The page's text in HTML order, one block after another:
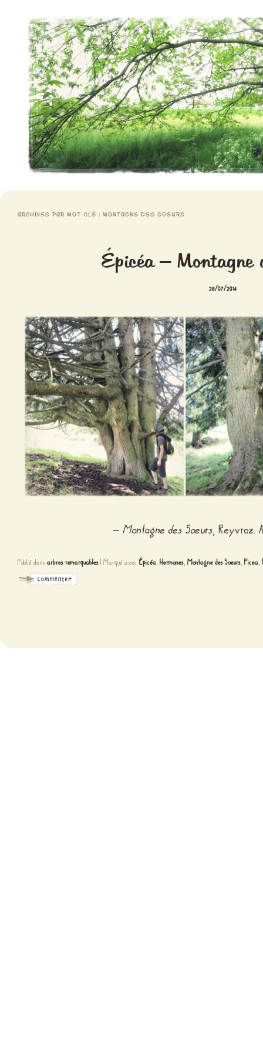
Meristemes
ARCHIVES PAR MOT-CLÉ : MONTAGNE DES SOEURS
Épicéa – Montagne
28/07/2014
– Montagne des Soeurs, Reyvroz.
Publié dans arbres remarquables Marqué avec Épicéa, Hermones, Montagne des Soeurs, Picea,